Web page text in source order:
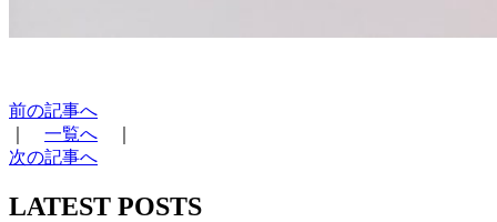
前の記事へ
一覧へ
次の記事へ
LATEST POSTS